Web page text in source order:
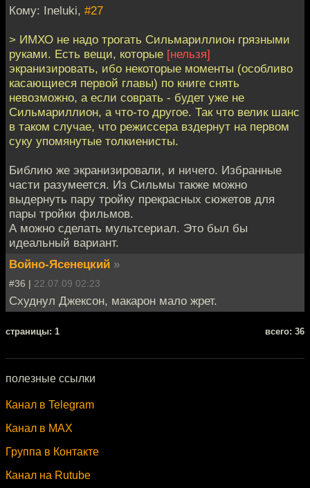
Кому: Ineluki, #27
> ИМХО не надо трогать Сильмариллион грязными
руками. Есть вещи, которые [нельзя]
экранизировать, ибо некоторые моменты (особливо
касающиеся первой главы) по книге снять
невозможно, а если соврать - будет уже не
Сильмариллион, а что-то другое. Так что велик шанс
в таком случае, что режиссера вздернут на первом
суку упомянутые толкиенисты.
Библию же экранизировали, и ничего. Избранные
части разумеется. Из Сильмы также можно
выдернуть пару тройку прекрасных сюжетов для
пары тройки фильмов.
А можно сделать мультсериал. Это был бы
идеальный вариант.
Войно-Ясенецкий »
#36 | 22.07.09 02:23
Схуднул Джексон, макарон мало жрет.
cтраницы: 1 всего: 36
полезные ссылки
Канал в Telegram
Канал в MAX
Группа в Контакте
Канал на Rutube